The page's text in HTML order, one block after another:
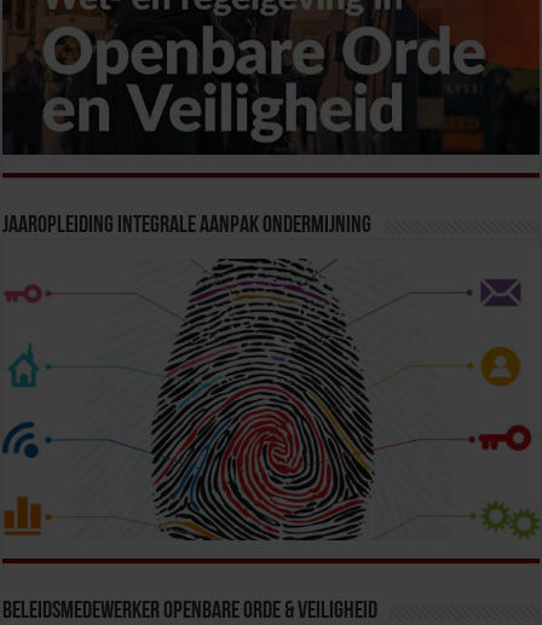
Jaaropleiding Integrale Aanpak Ondermijning
Beleidsmedewerker Openbare Orde & Veiligheid